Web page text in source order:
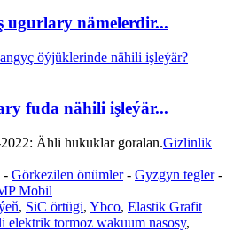
nämelerdir...
fuda nähili işleýär...
Ähli hukuklar goralan.Gizlinlik
- Görkezilen önümler- Gyzgyn tegler-
Mobil
, SiC örtügi, Ybco, Elastik Grafit
elektrik tormoz wakuum nasosy,